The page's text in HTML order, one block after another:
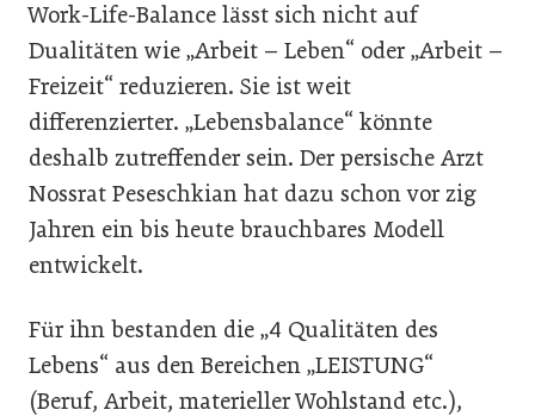
Work-Life-Balance lässt sich nicht auf
Dualitäten wie „Arbeit – Leben“ oder „Arbeit –
Freizeit“ reduzieren. Sie ist weit
differenzierter. „Lebensbalance“ könnte
deshalb zutreffender sein. Der persische Arzt
Nossrat Peseschkian hat dazu schon vor zig
Jahren ein bis heute brauchbares Modell
entwickelt.
Für ihn bestanden die „4 Qualitäten des
Lebens“ aus den Bereichen „LEISTUNG“
(Beruf, Arbeit, materieller Wohlstand etc.),